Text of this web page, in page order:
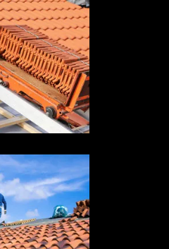
de toiture 73